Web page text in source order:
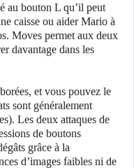
au bouton L qu’il peut
caisse ou aider Mario à
Moves permet aux deux
davantage dans les
et vous pouvez le
sont généralement
Les deux attaques de
de boutons
grâce à la
d’images faibles ni de